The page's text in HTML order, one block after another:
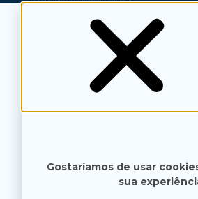
Gostaríamos de usar
sua